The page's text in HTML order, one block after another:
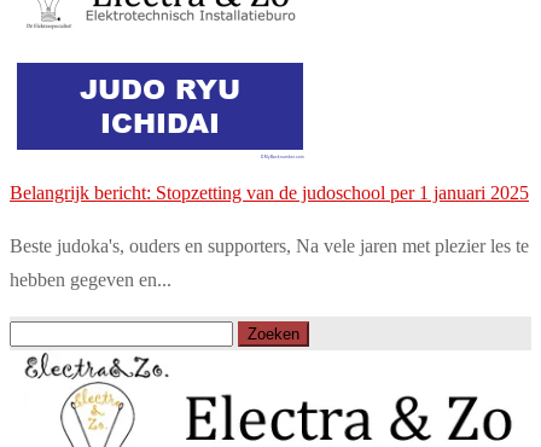
Belangrijk bericht: Stopzetting van de judoschool per 1 januari 2025
Beste judoka's, ouders en supporters, Na vele jaren met plezier les te
hebben gegeven en...
naar: